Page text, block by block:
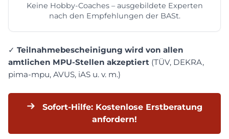
Keine Hobby-Coaches – ausgebildete Experten
nach den Empfehlungen der BASt.
✓ Teilnahmebescheinigung wird von allen
amtlichen MPU-Stellen akzeptiert (TÜV, DEKRA,
pima-mpu, AVUS, iAS u. v. m.)
Sofort-Hilfe: Kostenlose Erstberatung
anfordern!